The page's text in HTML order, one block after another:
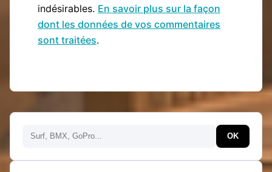
indésirables. En savoir plus sur la façon
dont les données de vos commentaires
sont traitées.
Rechercher OK